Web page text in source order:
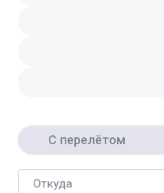
С перелётом
Откуда